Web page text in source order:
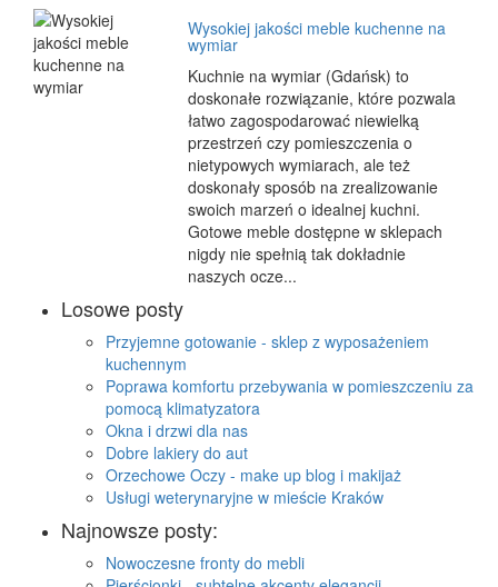
Wysokiej jakości meble kuchenne na
wymiar
Kuchnie na wymiar (Gdańsk) to
doskonałe rozwiązanie, które pozwala
łatwo zagospodarować niewielką
przestrzeń czy pomieszczenia o
nietypowych wymiarach, ale też
doskonały sposób na zrealizowanie
swoich marzeń o idealnej kuchni.
Gotowe meble dostępne w sklepach
nigdy nie spełnią tak dokładnie
naszych ocze...
Losowe posty
Przyjemne gotowanie - sklep z wyposażeniem
kuchennym
Poprawa komfortu przebywania w pomieszczeniu za
pomocą klimatyzatora
Okna i drzwi dla nas
Dobre lakiery do aut
Orzechowe Oczy - make up blog i makijaż
Usługi weterynaryjne w mieście Kraków
Najnowsze posty:
Nowoczesne fronty do mebli